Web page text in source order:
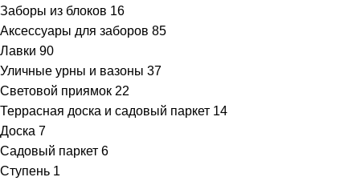
Заборы из блоков 16
Аксессуары для заборов 85
Лавки 90
Уличные урны и вазоны 37
Световой приямок 22
Террасная доска и садовый паркет 14
Доска 7
Садовый паркет 6
Ступень 1